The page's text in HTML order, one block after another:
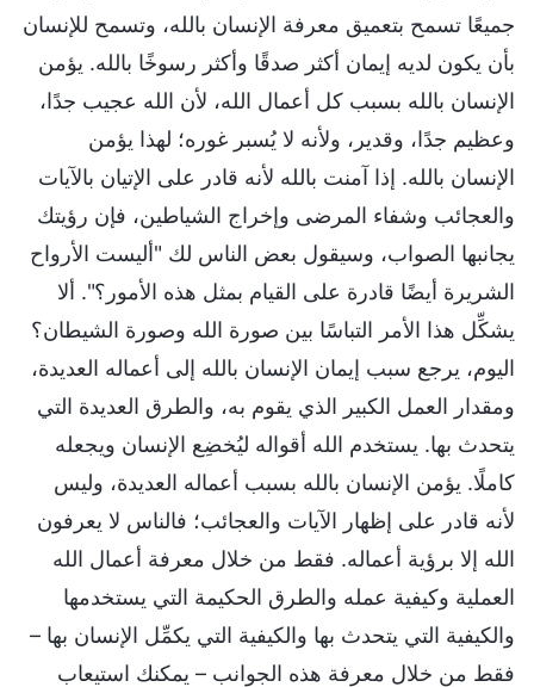
جميعًا تسمح بتعميق معرفة الإنسان بالله، وتسمح للإنسان
بأن يكون لديه إيمان أكثر صدقًا وأكثر رسوخًا بالله. يؤمن
الإنسان بالله بسبب كل أعمال الله، لأن الله عجيب جدًا،
وعظيم جدًا، وقدير، ولأنه لا يُسبر غوره؛ لهذا يؤمن
الإنسان بالله. إذا آمنت بالله لأنه قادر على الإتيان بالآيات
والعجائب وشفاء المرضى وإخراج الشياطين، فإن رؤيتك
يجانبها الصواب، وسيقول بعض الناس لك "أليست الأرواح
الشريرة أيضًا قادرة على القيام بمثل هذه الأمور؟". ألا
يشكِّل هذا الأمر التباسًا بين صورة الله وصورة الشيطان؟
اليوم، يرجع سبب إيمان الإنسان بالله إلى أعماله العديدة،
ومقدار العمل الكبير الذي يقوم به، والطرق العديدة التي
يتحدث بها. يستخدم الله أقواله ليُخضِع الإنسان ويجعله
كاملًا. يؤمن الإنسان بالله بسبب أعماله العديدة، وليس
لأنه قادر على إظهار الآيات والعجائب؛ فالناس لا يعرفون
الله إلا برؤية أعماله. فقط من خلال معرفة أعمال الله
العملية وكيفية عمله والطرق الحكيمة التي يستخدمها
والكيفية التي يتحدث بها والكيفية التي يكمِّل الإنسان بها –
فقط من خلال معرفة هذه الجوانب – يمكنك استيعاب